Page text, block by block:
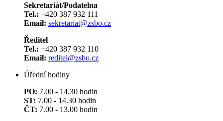
Sekretariát/Podatelna
Tel.: +420 387 932 111
Email: sekretariat@zsbo.cz
Ředitel
Tel.: +420 387 932 110
Email: reditel@zsbo.cz
Úřední hodiny
PO: 7.00 - 14.30 hodin
ST: 7.00 - 14.30 hodin
ČT: 7.00 - 13.00 hodin